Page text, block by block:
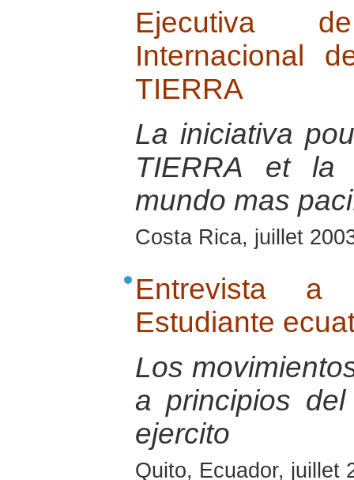
Ejecutiva
Internacional
TIERRA
La iniciativa
TIERRA et la
mundo mas
Costa Rica, juillet
Entrevista a
Estudiante
Los
a principios
ejercito
Quito, Ecuador, juillet